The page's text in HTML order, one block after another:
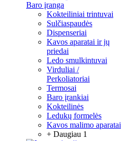
Baro įranga
Kokteiliniai trintuvai
Sulčiaspaudės
Dispenseriai
Kavos aparatai ir jų
priedai
Ledo smulkintuvai
Virduliai /
Perkoliatoriai
Termosai
Baro įrankiai
Kokteilinės
Ledukų formelės
Kavos malimo aparatai
+ Daugiau 1